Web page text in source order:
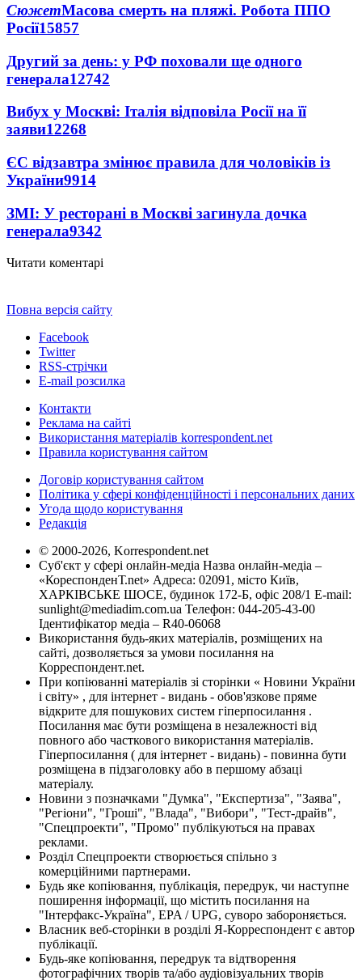
СюжетМасова смерть на пляжі. Робота ППО
Росії15857
Другий за день: у РФ поховали ще одного
генерала12742
Вибух у Москві: Італія відповіла Росії на її
заяви12268
ЄС відзавтра змінює правила для чоловіків із
України9914
ЗМІ: У ресторані в Москві загинула дочка
генерала9342
Читати коментарі
Повна версія сайту
Facebook
Twitter
RSS-стрічки
E-mail розсилка
Контакти
Реклама на сайті
Використання матеріалів korrespondent.net
Правила користування сайтом
Договір користування сайтом
Політика у сфері конфіденційності і персональних даних
Угода щодо користування
Редакція
© 2000-2026, Korrespondent.net
Суб'єкт у сфері онлайн-медіа Назва онлайн-медіа –
«КореспонденТ.net» Адреса: 02091, місто Київ,
ХАРКІВСЬКЕ ШОСЕ, будинок 172-Б, офіс 208/1 E-mail:
sunlight@mediadim.com.ua Телефон: 044-205-43-00
Ідентифікатор медіа – R40-06068
Використання будь-яких матеріалів, розміщених на
сайті, дозволяється за умови посилання на
Корреспондент.net.
При копіюванні матеріалів зі сторінки « Новини України
і світу» , для інтернет - видань - обов'язкове пряме
відкрите для пошукових систем гіперпосилання .
Посилання має бути розміщена в незалежності від
повного або часткового використання матеріалів.
Гіперпосилання ( для інтернет - видань) - повинна бути
розміщена в підзаголовку або в першому абзаці
матеріалу.
Новини з позначками "Думка", "Експертиза", "Заява",
"Регіони", "Гроші", "Влада", "Вибори", "Тест-драйв",
"Спецпроекти", "Промо" публікуються на правах
реклами.
Розділ Спецпроекти створюється спільно з
комерційними партнерами.
Будь яке копіювання, публікація, передрук, чи наступне
поширення інформації, що містить посилання на
"Інтерфакс-Україна", EPA / UPG, суворо забороняється.
Власник веб-сторінки в розділі Я-Корреспондент є автор
публікації.
Будь-яке копіювання, передрук та відтворення
фотографічних творів та/або аудіовізуальних творів